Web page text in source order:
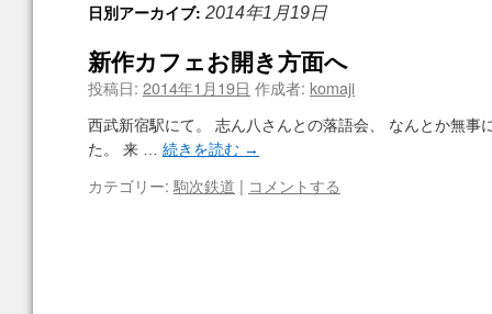
日別アーカイブ: 2014年1月19日
新作カフェお開き方面へ
投稿日: 2014年1月19日 作成者: komaji
西武新宿駅にて。 志ん八さんとの落語会、 なんとか無事
た。 来 … 続きを読む →
カテゴリー: 駒次鉄道 | コメントする